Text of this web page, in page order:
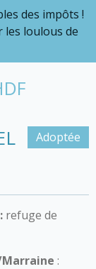
des impôts !
les loulous de
Adoptée
refuge de
: